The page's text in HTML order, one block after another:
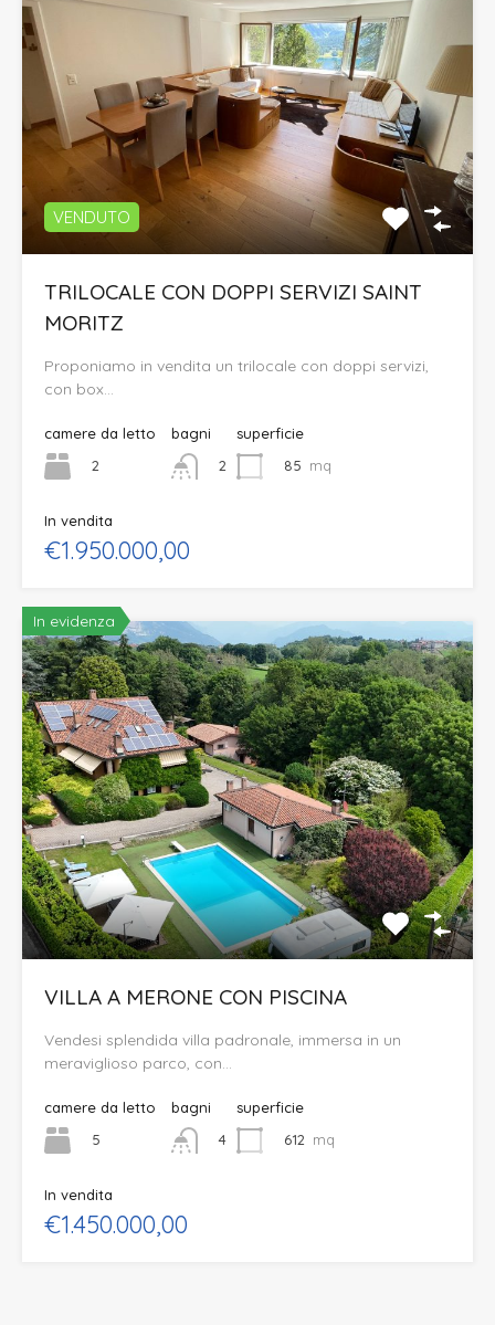
VENDUTO
TRILOCALE CON DOPPI SERVIZI SAINT
MORITZ
Proponiamo in vendita un trilocale con doppi servizi,
con box…
camere da letto
2
bagni
2
superficie
85 mq
In vendita
€1.950.000,00
In evidenza
VILLA A MERONE CON PISCINA
Vendesi splendida villa padronale, immersa in un
meraviglioso parco, con…
camere da letto
5
bagni
4
superficie
612 mq
In vendita
€1.450.000,00